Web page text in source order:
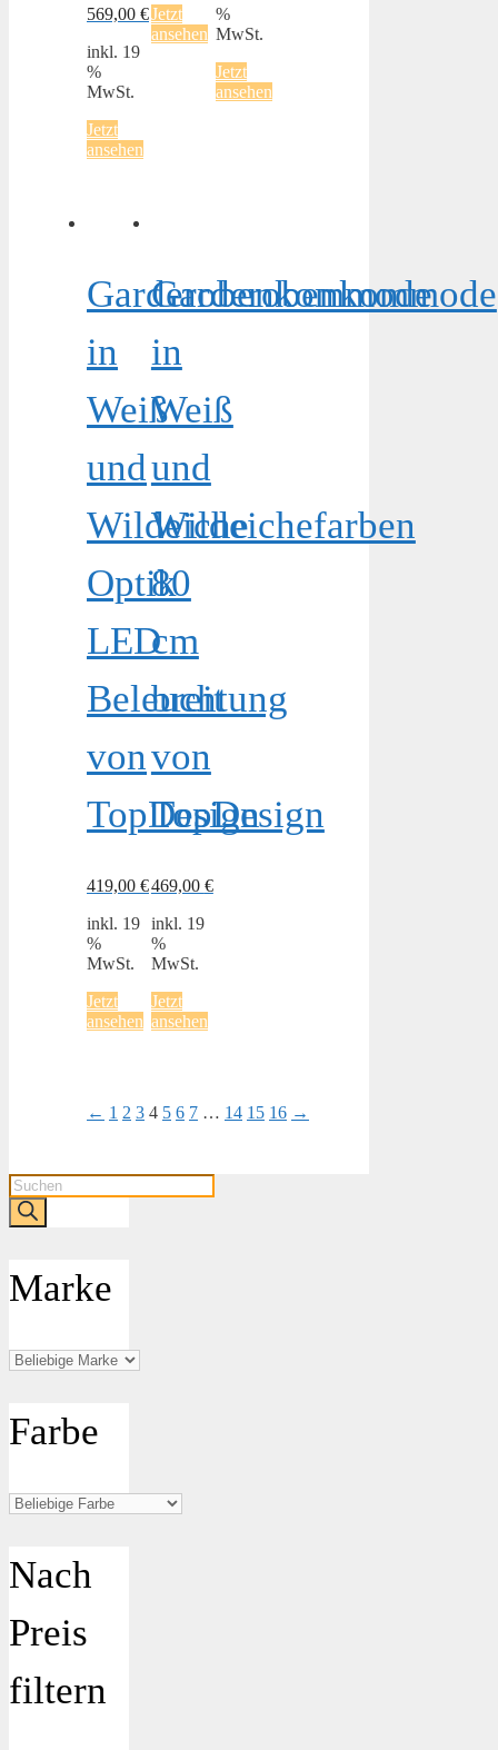
569,00 €
inkl. 19
%
MwSt.
Jetzt
ansehen
Jetzt
ansehen
%
MwSt.
Jetzt
ansehen
Garderobenkommode
in
Weiß
und
Wildeiche
Optik
LED
Beleuchtung
von
TopDesign
419,00 €
inkl. 19
%
MwSt.
Jetzt
ansehen
Garderobenkommode
in
Weiß
und
Wildeichefarben
80
cm
breit
von
TopDesign
469,00 €
inkl. 19
%
MwSt.
Jetzt
ansehen
← 1 2 3 4 5 6 7 … 14 15 16 →
Products
search
Marke
Farbe
Nach
Preis
filtern